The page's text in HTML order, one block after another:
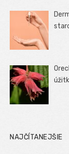
NAJČÍTANEJŠIE